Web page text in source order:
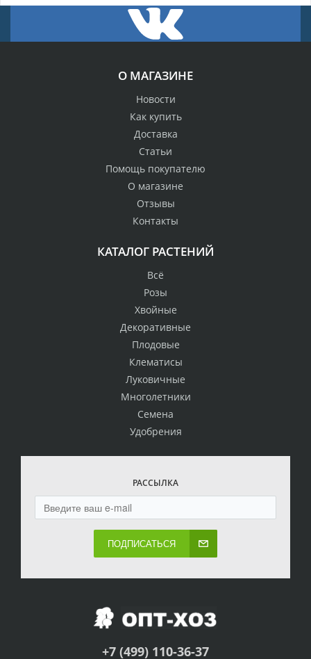
О МАГАЗИНЕ
Новости
Как купить
Доставка
Статьи
Помощь покупателю
О магазине
Отзывы
Контакты
КАТАЛОГ РАСТЕНИЙ
Всё
Розы
Хвойные
Декоративные
Плодовые
Клематисы
Луковичные
Многолетники
Семена
Удобрения
РАССЫЛКА
ПОДПИСАТЬСЯ
+7 (499) 110-36-37